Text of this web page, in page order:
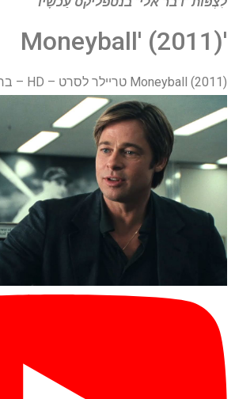
'Moneyball' (2011)
Moneyball (2011) טריילר לסרט – HD – בראד פיט – YouTube